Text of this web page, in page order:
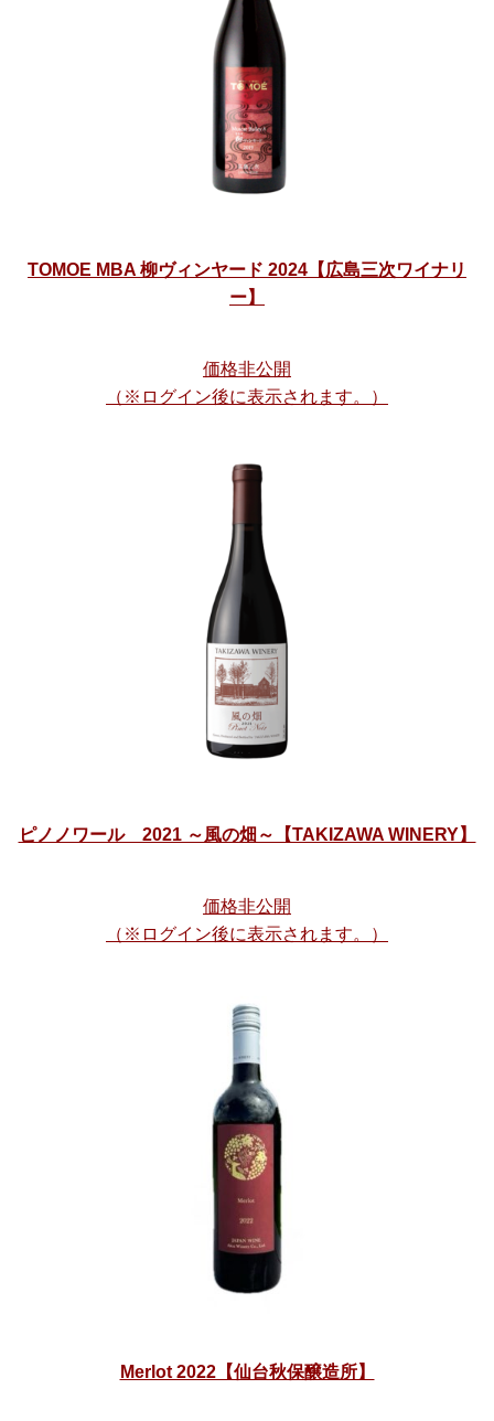
TOMOE MBA 柳ヴィンヤード 2024【広島三次ワイナリ
ー】
価格非公開
（※ログイン後に表示されます。）
ピノノワール 2021 ～風の畑～【TAKIZAWA WINERY】
価格非公開
（※ログイン後に表示されます。）
Merlot 2022【仙台秋保醸造所】